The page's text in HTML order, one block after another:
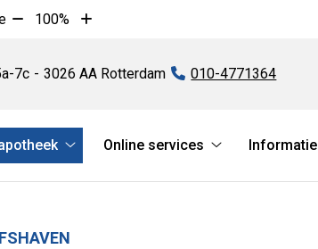
Tekst
10%
100%
Tekst
10%
7c 3026 AA Rotterdam Tel:
010-4771364
Uw
apotheek
Online services
services
Informatie